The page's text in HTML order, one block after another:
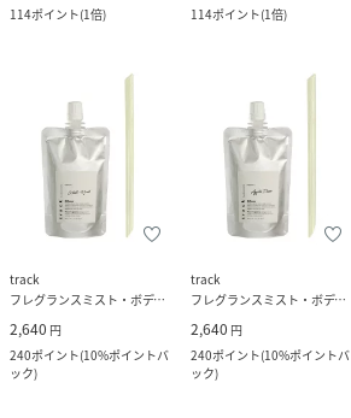
114ポイント(1倍)
114ポイント(1倍)
track
フレグランスミスト・ボディミスト
2,640 円
240ポイント(10%ポイントバ
ック)
track
フレグランスミスト・ボディミスト
2,640 円
240ポイント(10%ポイントバ
ック)